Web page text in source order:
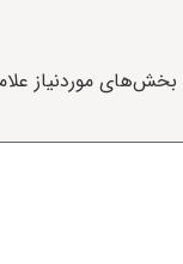
بخش‌های موردنیاز